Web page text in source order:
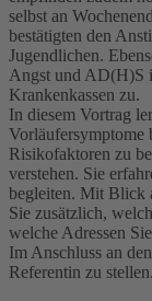
selbst an
bestätigten den
Jugendlichen.
Angst und AD(H)S
Krankenkassen zu.
In diesem Vortrag
Vorläufersymptome
Risikofaktoren zu
verstehen. Sie
begleiten. Mit Blick
Sie zusätzlich,
welche Adressen
Im Anschluss an
Referentin zu stellen.